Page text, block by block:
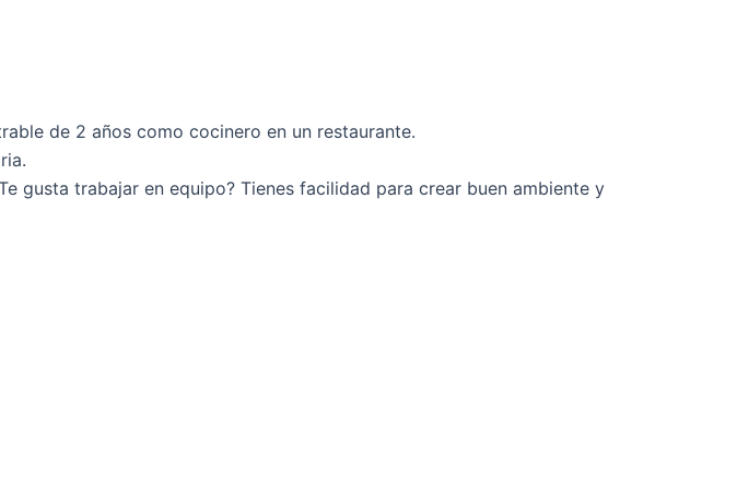
de 2 años como cocinero en un restaurante.
gusta trabajar en equipo? Tienes facilidad para crear buen ambiente y